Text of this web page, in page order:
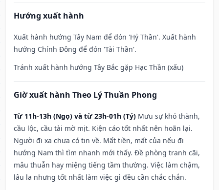
Hướng xuất hành
Xuất hành hướng Tây Nam để đón 'Hỷ Thần'. Xuất hành
hướng Chính Đông để đón 'Tài Thần'.
Tránh xuất hành hướng Tây Bắc gặp Hạc Thần (xấu)
Giờ xuất hành Theo Lý Thuần Phong
Từ 11h-13h (Ngọ) và từ 23h-01h (Tý) Mưu sự khó thành,
cầu lộc, cầu tài mờ mịt. Kiện cáo tốt nhất nên hoãn lại.
Người đi xa chưa có tin về. Mất tiền, mất của nếu đi
hướng Nam thì tìm nhanh mới thấy. Đề phòng tranh cãi,
mâu thuẫn hay miệng tiếng tầm thường. Việc làm chậm,
lâu la nhưng tốt nhất làm việc gì đều cần chắc chắn.